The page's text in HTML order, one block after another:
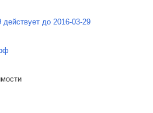
до 2016-03-29